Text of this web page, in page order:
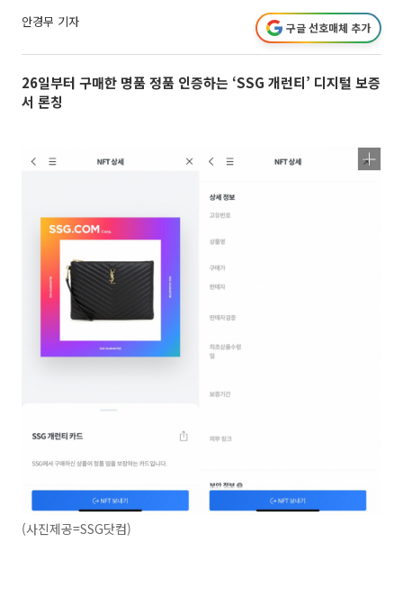
안경무 기자 구글 선호매체 추가
26일부터 구매한 명품 정품 인증하는 ‘SSG 개런티’ 디지털 보증
서 론칭
(사진제공=SSG닷컴)